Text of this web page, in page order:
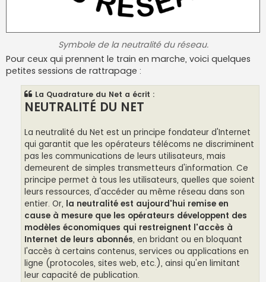
Symbole de la neutralité du réseau.
Pour ceux qui prennent le train en marche, voici quelques
petites sessions de rattrapage :
La Quadrature du Net a écrit :
NEUTRALITÉ DU NET
La neutralité du Net est un principe fondateur d'Internet
qui garantit que les opérateurs télécoms ne discriminent
pas les communications de leurs utilisateurs, mais
demeurent de simples transmetteurs d'information. Ce
principe permet à tous les utilisateurs, quelles que soient
leurs ressources, d'accéder au même réseau dans son
entier. Or, la neutralité est aujourd'hui remise en
cause à mesure que les opérateurs développent des
modèles économiques qui restreignent l'accès à
Internet de leurs abonnés, en bridant ou en bloquant
l'accès à certains contenus, services ou applications en
ligne (protocoles, sites web, etc.), ainsi qu'en limitant
leur capacité de publication.